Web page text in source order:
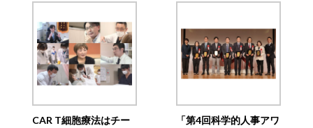
CAR T細胞療法はチー
「第4回科学的人事アワ